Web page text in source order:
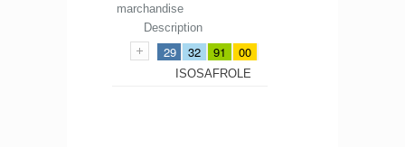
marchandise
Description
29 32 91 00
ISOSAFROLE